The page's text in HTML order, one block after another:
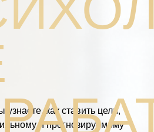
как ставить цели,
и прогнозируемому